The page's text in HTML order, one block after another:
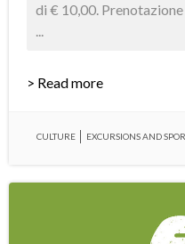
di € 10,00.
...
> Read more
CULTURE EXCURSIONS AND